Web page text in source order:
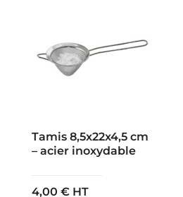
Tamis 8,5x22x4,5 cm
– acier inoxydable
4,00 € HT